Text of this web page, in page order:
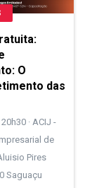
O
das
· ACIJ -
de
Pires
Saguaçu